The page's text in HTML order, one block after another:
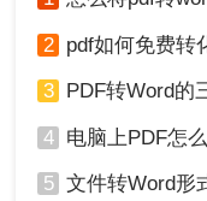
2 pdf如何免费转化成
3 PDF转Word的三种实
4 电脑上PDF怎么免费转换
5 文件转Word形式：